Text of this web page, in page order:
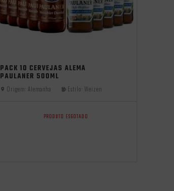
PACK 10 CERVEJAS ALEMÃ
PAULANER 500ML
Origem: Alemanha Estilo: Weizen
PRODUTO ESGOTADO